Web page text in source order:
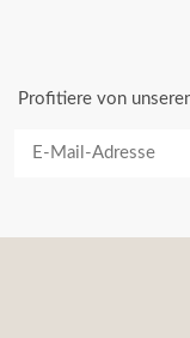
Profitiere von